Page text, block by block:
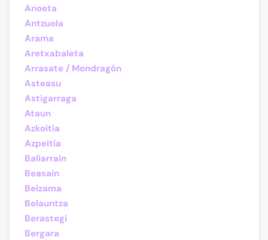
Anoeta
Antzuola
Arama
Aretxabaleta
Arrasate / Mondragón
Asteasu
Astigarraga
Ataun
Azkoitia
Azpeitia
Baliarrain
Beasain
Beizama
Belauntza
Berastegi
Bergara